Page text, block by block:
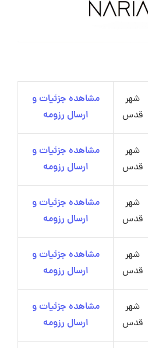
شهر
قدس
مشاهده جزئیات و
ارسال رزومه
شهر
قدس
مشاهده جزئیات و
ارسال رزومه
شهر
قدس
مشاهده جزئیات و
ارسال رزومه
شهر
قدس
مشاهده جزئیات و
ارسال رزومه
شهر
قدس
مشاهده جزئیات و
ارسال رزومه